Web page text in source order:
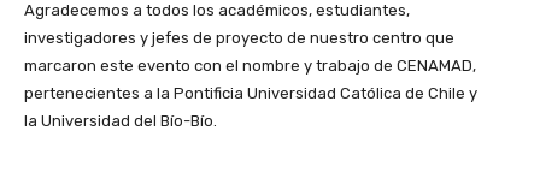
Agradecemos a todos los académicos, estudiantes,
investigadores y jefes de proyecto de nuestro centro que
marcaron este evento con el nombre y trabajo de CENAMAD,
pertenecientes a la Pontificia Universidad Católica de Chile y
la Universidad del Bío-Bío.